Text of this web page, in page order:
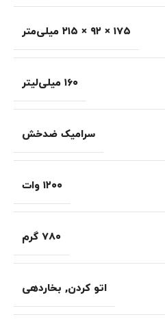
۱۷۵ × ۹۲ × ۲۱۵ میلی‌متر
۱۶۰ میلی‌لیتر
سرامیک ضدخش
۱۲۰۰ وات
۷۸۰ گرم
اتو کردن, بخاردهی